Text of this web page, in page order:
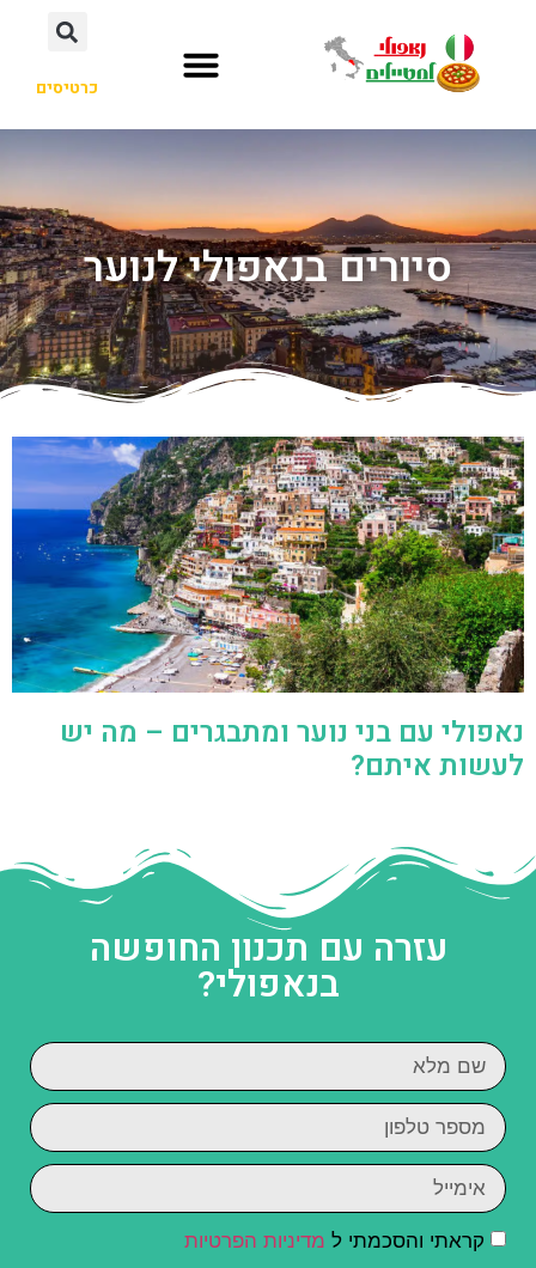
כרטיסים
סיורים בנאפולי לנוער
נאפולי עם בני נוער ומתבגרים – מה יש
לעשות איתם?
עזרה עם תכנון החופשה
בנאפולי?
קראתי והסכמתי ל מדיניות הפרטיות